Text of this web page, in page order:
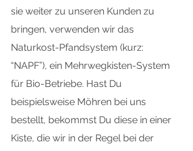
sie weiter zu unseren Kunden zu
bringen, verwenden wir das
Naturkost-Pfandsystem (kurz:
“NAPF”), ein Mehrwegkisten-System
für Bio-Betriebe. Hast Du
beispielsweise Möhren bei uns
bestellt, bekommst Du diese in einer
Kiste, die wir in der Regel bei der